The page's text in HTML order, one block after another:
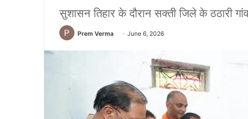
सुशासन तिहार के दौरान सक्ती जिले के ठठारी
Prem Verma June 6, 2026